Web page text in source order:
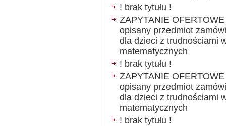
! brak tytułu !
ZAPYTANIE
opisany przedmiot
dla dzieci z trudnościami
matematycznych
! brak tytułu !
ZAPYTANIE
opisany przedmiot
dla dzieci z trudnościami
matematycznych
! brak tytułu !